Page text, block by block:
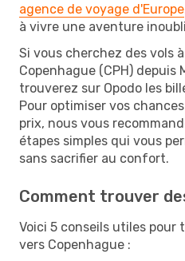
agence de voyage d'Europe
à vivre une aventure
Si vous cherchez des vols
Copenhague (CPH) depuis
trouverez sur Opodo les
Pour optimiser vos
prix, nous vous
étapes simples qui vous
sans sacrifier au confort.
Comment trouver
Voici 5 conseils utiles pour
vers Copenhague :